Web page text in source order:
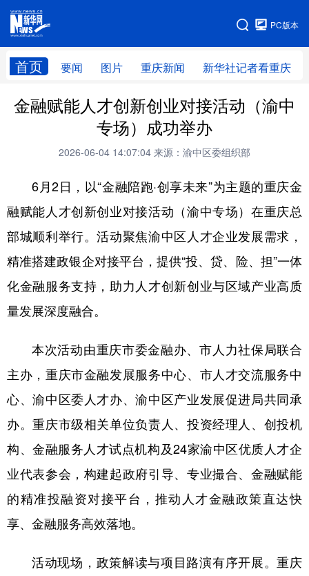
PC版本
首页 要闻 图片 重庆新闻 新华社记者看重庆
网站地图
金融赋能人才创新创业对接活动（渝中
专场）成功举办
2026-06-04 14:07:04 来源：渝中区委组织部
6月2日，以“金融陪跑·创享未来”为主题的重庆金
融赋能人才创新创业对接活动（渝中专场）在重庆总
部城顺利举行。活动聚焦渝中区人才企业发展需求，
精准搭建政银企对接平台，提供“投、贷、险、担”一体
化金融服务支持，助力人才创新创业与区域产业高质
量发展深度融合。
本次活动由重庆市委金融办、市人力社保局联合
主办，重庆市金融发展服务中心、市人才交流服务中
心、渝中区委人才办、渝中区产业发展促进局共同承
办。重庆市级相关单位负责人、投资经理人、创投机
构、金融服务人才试点机构及24家渝中区优质人才企
业代表参会，构建起政府引导、专业撮合、金融赋能
的精准投融资对接平台，推动人才金融政策直达快
享、金融服务高效落地。
活动现场，政策解读与项目路演有序开展。重庆